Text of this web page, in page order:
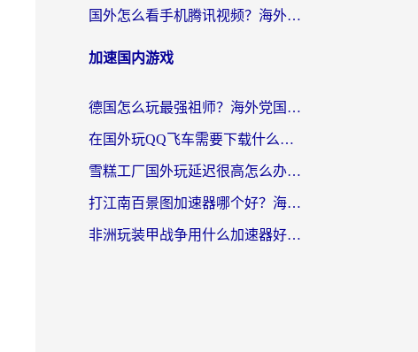
国外怎么看手机腾讯视频？海外党亲测有效的追剧加速器选择指南
加速国内游戏
德国怎么玩最强祖师？海外党国服游戏加速器选择全攻略（附宝可梦Online实测）
在国外玩QQ飞车需要下载什么加速器呢？海外党亲测有效的国服游戏加速指南
雪糕工厂国外玩延迟很高怎么办？海外玩家国服游戏加速终极攻略（附实测推荐）
打江南百景图加速器哪个好？海外党踩坑N次后，终于找到不卡的秘诀
非洲玩装甲战争用什么加速器好？海外党亲测有效的国服游戏加速方案